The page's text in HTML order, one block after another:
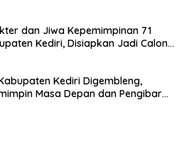
dan Jiwa Kepemimpinan 71
Kediri, Disiapkan Jadi Calon
Kediri Digembleng,
Masa Depan dan Pengibar